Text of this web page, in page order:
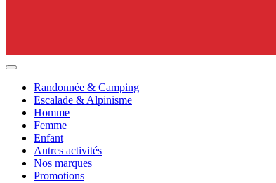
Randonnée & Camping
Escalade & Alpinisme
Homme
Femme
Enfant
Autres activités
Nos marques
Promotions